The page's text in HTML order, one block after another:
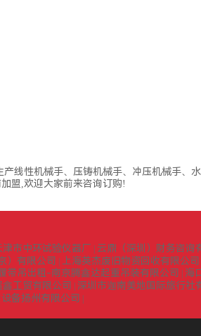
线性机械手、压铸机械手、冲压机械手
盟,欢迎大家前来咨询订购!
津市中环试验仪器厂 云鼎（深圳）财务咨询
）有限公司 上海英杰废旧物资回收有限公司
带吊出租-南京腾鑫达起重吊装有限公司 海
工贸有限公司 深圳市迦南美地国际旅行社
备扬州有限公司